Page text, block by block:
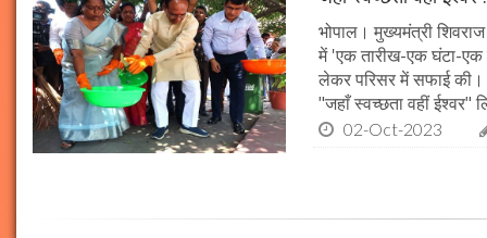
भोपाल। मुख्यमंत्री
में 'एक तारीख-एक घंटा-एक
लेकर परिसर में सफाई की।
"जहाँ स्वच्छता वहीं ईश्वर"
02-Oct-2023